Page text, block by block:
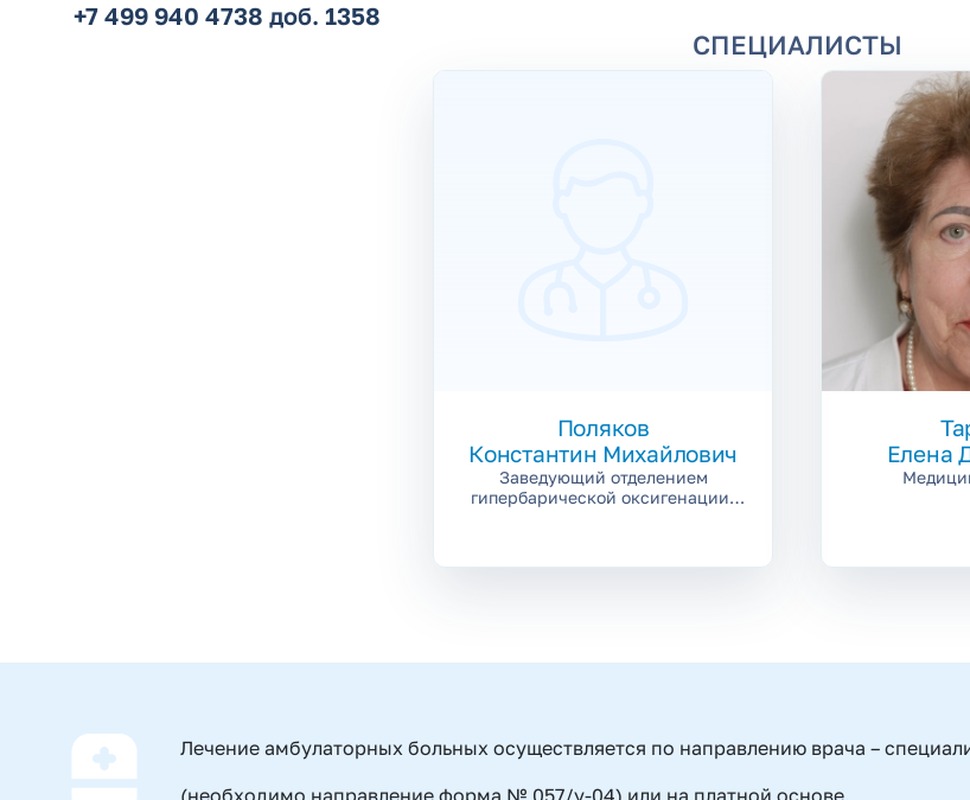
+7 499 940 4738 доб. 1358
СПЕЦИАЛИСТЫ
Поляков
Константин Михайлович
Заведующий отделением
гипербарической оксигенации-
Елена
Лечение амбулаторных больных осуществляется по направлению врача –
(необходимо направление форма № 057/у-04) или на платной основе.